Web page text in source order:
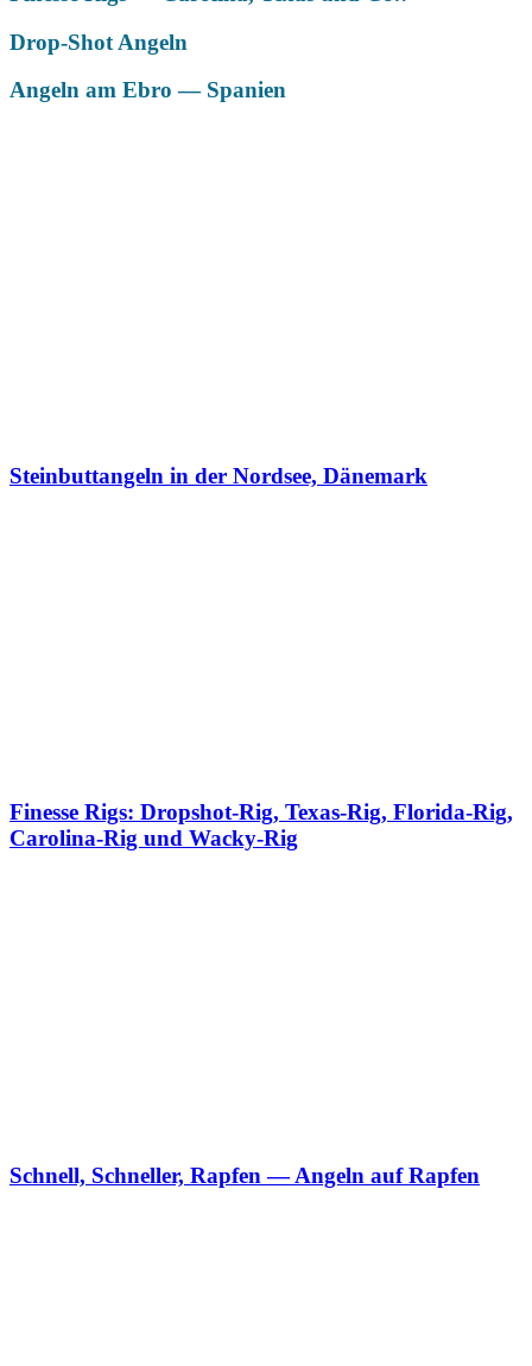
Drop-Shot Angeln
Angeln am Ebro — Spanien
Steinbuttangeln in der Nordsee, Dänemark
Finesse Rigs: Dropshot-Rig, Texas-Rig, Florida-Rig,
Carolina-Rig und Wacky-Rig
Schnell, Schneller, Rapfen — Angeln auf Rapfen